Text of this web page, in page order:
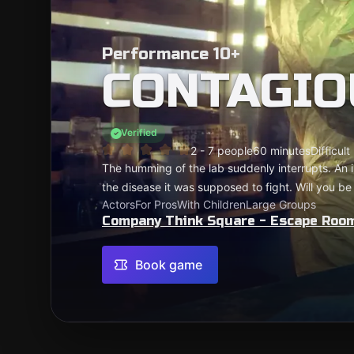
Performance 10+
Verified
2 - 7 people60 minutesDifficult
The humming of the lab suddenly interrupts.
the disease it was supposed to fight. Will you
ActorsFor ProsWith ChildrenLarge Groups
Company Think Square - Escape
Book game